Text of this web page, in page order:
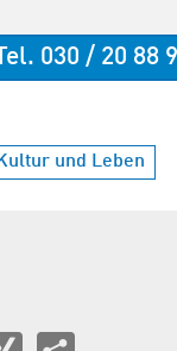
Tel. 030 /
Kultur und Leben